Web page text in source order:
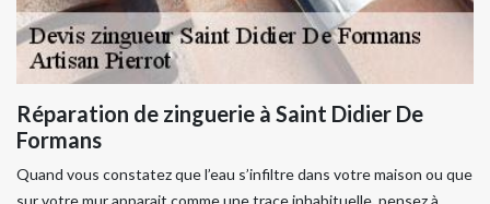
Réparation de zinguerie à Saint Didier De
Formans
Quand vous constatez que l’eau s’infiltre dans votre maison ou que
sur votre mur apparait comme une trace inhabituelle, pensez à